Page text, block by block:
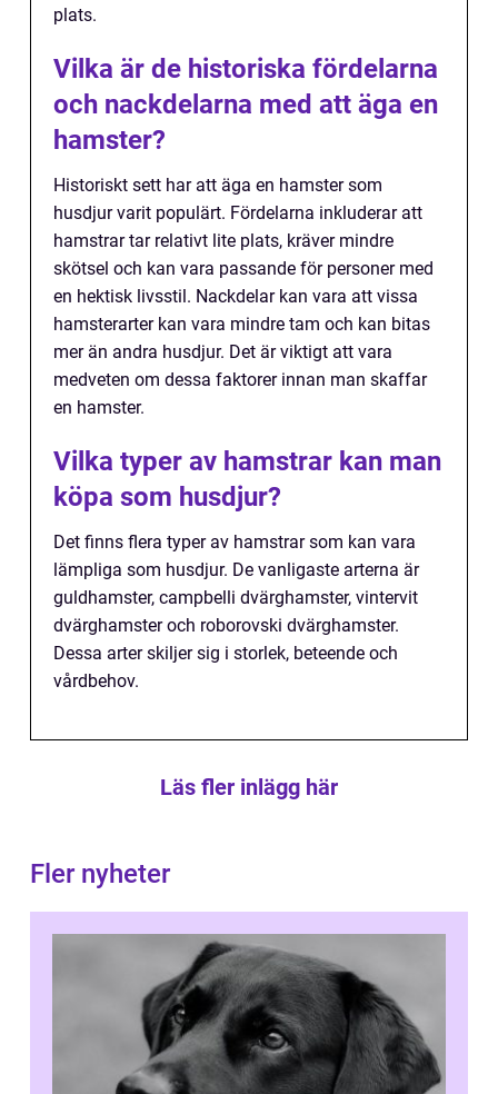
plats.
Vilka är de historiska fördelarna
och nackdelarna med att äga en
hamster?
Historiskt sett har att äga en hamster som
husdjur varit populärt. Fördelarna inkluderar att
hamstrar tar relativt lite plats, kräver mindre
skötsel och kan vara passande för personer med
en hektisk livsstil. Nackdelar kan vara att vissa
hamsterarter kan vara mindre tam och kan bitas
mer än andra husdjur. Det är viktigt att vara
medveten om dessa faktorer innan man skaffar
en hamster.
Vilka typer av hamstrar kan man
köpa som husdjur?
Det finns flera typer av hamstrar som kan vara
lämpliga som husdjur. De vanligaste arterna är
guldhamster, campbelli dvärghamster, vintervit
dvärghamster och roborovski dvärghamster.
Dessa arter skiljer sig i storlek, beteende och
vårdbehov.
Läs fler inlägg här
Fler nyheter